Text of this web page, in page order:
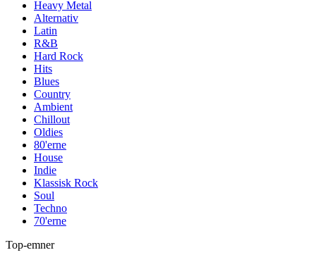
Heavy Metal
Alternativ
Latin
R&B
Hard Rock
Hits
Blues
Country
Ambient
Chillout
Oldies
80'erne
House
Indie
Klassisk Rock
Soul
Techno
70'erne
Top-emner